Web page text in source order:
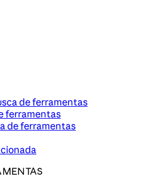
de ferramentas
ferramentas
de ferramentas